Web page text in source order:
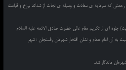
رحمتی که سرمایه ی سعادت و وسیله ی نجات از شدائد برزخ و قیامت
جلوه ای از تکریم مقام عالی حضرت صادق الائمه علیه السلام
به آن امام همام و نشان افتخار شهرمان رفسنجان ؛ شهر
ماندگار شد.